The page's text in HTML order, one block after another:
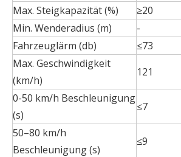
Max. Steigkapazität (%)
≥20
Min. Wenderadius (m)
-
Fahrzeuglärm (db)
≤73
Max. Geschwindigkeit
(km/h)
121
0-50 km/h Beschleunigung
(s)
≤7
50–80 km/h
Beschleunigung (s)
≤9